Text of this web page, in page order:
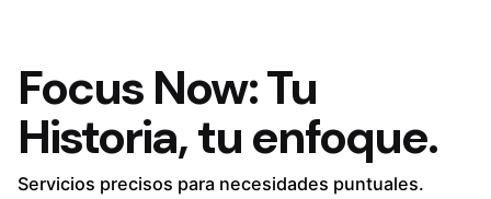
Focus Now:Tu
Historia,tu enfoque.
Servicios precisos para necesidades puntuales.